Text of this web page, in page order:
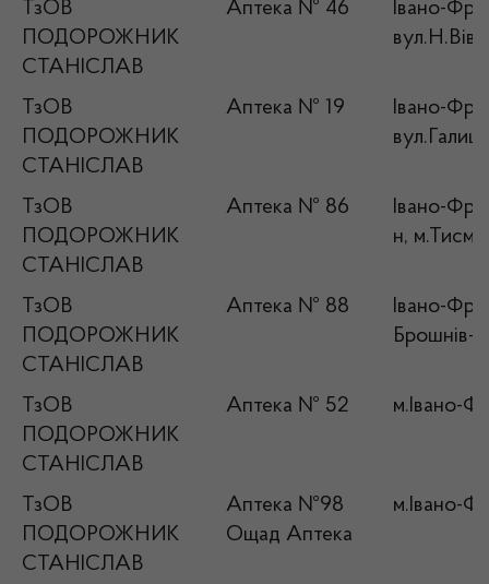
ТзОВ
ПОДОРОЖНИК
СТАНІСЛАВ
Аптека № 46
Івано-
ТзОВ
ПОДОРОЖНИК
СТАНІСЛАВ
Аптека № 19
Івано-
ТзОВ
ПОДОРОЖНИК
СТАНІСЛАВ
Аптека № 86
Івано-
н,
ТзОВ
ПОДОРОЖНИК
СТАНІСЛАВ
Аптека № 88
Івано-
Брошнів-
ТзОВ
ПОДОРОЖНИК
СТАНІСЛАВ
Аптека № 52 м.Івано-
ТзОВ
ПОДОРОЖНИК
СТАНІСЛАВ
Аптека №98
Ощад Аптека
м.Івано-